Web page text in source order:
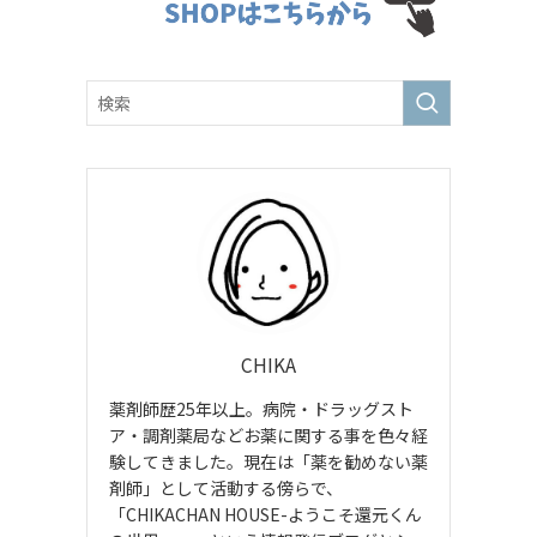
CHIKA
薬剤師歴25年以上。病院・ドラッグスト
ア・調剤薬局などお薬に関する事を色々経
験してきました。現在は「薬を勧めない薬
剤師」として活動する傍らで、
「CHIKACHAN HOUSE-ようこそ還元くん